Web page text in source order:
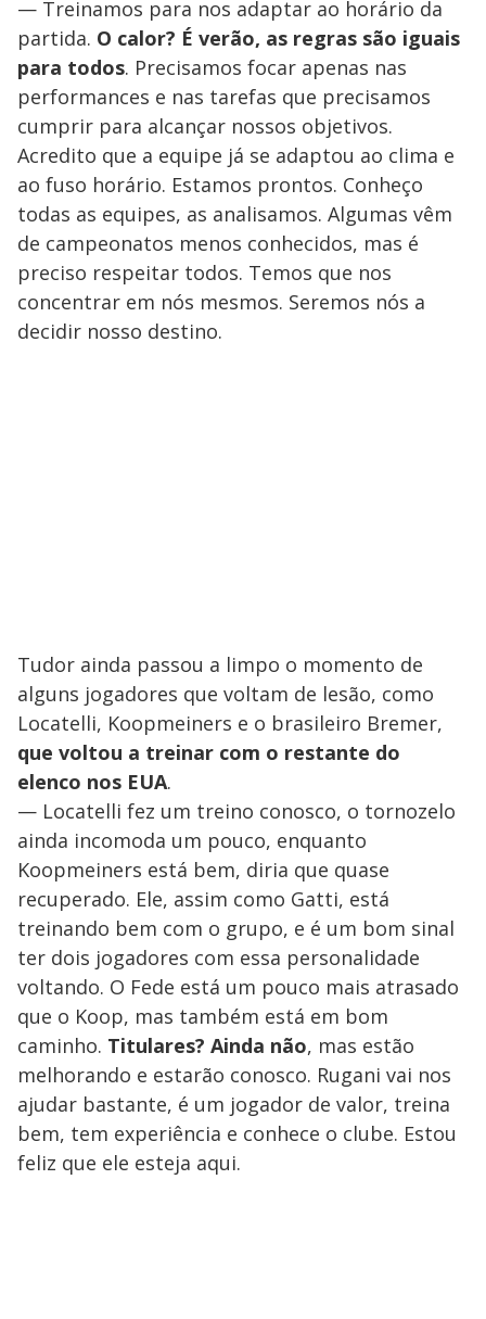
— Treinamos para nos adaptar ao horário da
partida. O calor? É verão, as regras são iguais
para todos. Precisamos focar apenas nas
performances e nas tarefas que precisamos
cumprir para alcançar nossos objetivos.
Acredito que a equipe já se adaptou ao clima e
ao fuso horário. Estamos prontos. Conheço
todas as equipes, as analisamos. Algumas vêm
de campeonatos menos conhecidos, mas é
preciso respeitar todos. Temos que nos
concentrar em nós mesmos. Seremos nós a
decidir nosso destino.
Tudor ainda passou a limpo o momento de
alguns jogadores que voltam de lesão, como
Locatelli, Koopmeiners e o brasileiro Bremer,
que voltou a treinar com o restante do
elenco nos EUA.
— Locatelli fez um treino conosco, o tornozelo
ainda incomoda um pouco, enquanto
Koopmeiners está bem, diria que quase
recuperado. Ele, assim como Gatti, está
treinando bem com o grupo, e é um bom sinal
ter dois jogadores com essa personalidade
voltando. O Fede está um pouco mais atrasado
que o Koop, mas também está em bom
caminho. Titulares? Ainda não, mas estão
melhorando e estarão conosco. Rugani vai nos
ajudar bastante, é um jogador de valor, treina
bem, tem experiência e conhece o clube. Estou
feliz que ele esteja aqui.